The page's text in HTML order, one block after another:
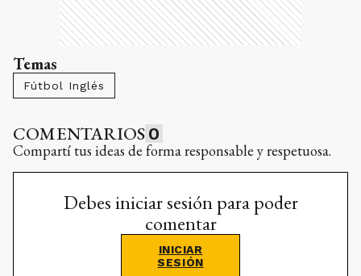
Temas
Fútbol Inglés
COMENTARIOS 0
Compartí tus ideas de forma responsable y respetuosa.
Debes iniciar sesión para poder
comentar
INICIAR
SESIÓN